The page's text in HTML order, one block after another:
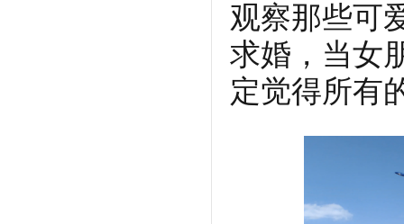
观察那些可
求婚，当女
定觉得所有